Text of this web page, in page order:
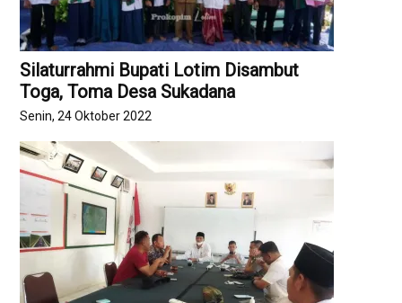
Silaturrahmi Bupati Lotim Disambut
Toga, Toma Desa Sukadana
Senin, 24 Oktober 2022